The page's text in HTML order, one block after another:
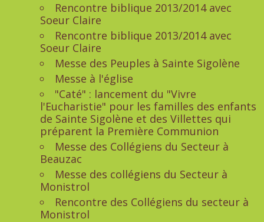
Rencontre biblique 2013/2014 avec
Soeur Claire
Rencontre biblique 2013/2014 avec
Soeur Claire
Messe des Peuples à Sainte Sigolène
Messe à l'église
"Caté" : lancement du "Vivre
l'Eucharistie" pour les familles des enfants
de Sainte Sigolène et des Villettes qui
préparent la Première Communion
Messe des Collégiens du Secteur à
Beauzac
Messe des collégiens du Secteur à
Monistrol
Rencontre des Collégiens du secteur à
Monistrol